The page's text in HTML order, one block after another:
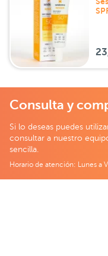
Consulta y
Si lo deseas puedes
consultar a nuestro
sencilla.
Horario de atención: Lunes a